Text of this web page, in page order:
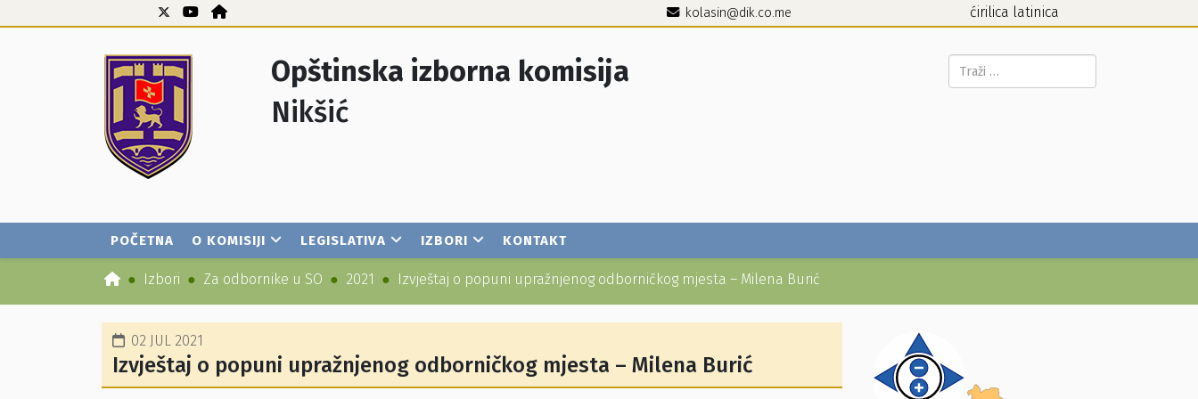
kolasin@dik.co.me ćirilica latinica
Opštinska izborna komisija
Nikšić
Pretraga...
POČETNA O KOMISIJI LEGISLATIVA IZBORI KONTAKT
Izbori Za odbornike u SO 2021 Izvještaj o popuni upražnjenog odborničkog mjesta – Milena Burić
02 JUL 2021
Izvještaj o popuni upražnjenog odborničkog mjesta – Milena Burić